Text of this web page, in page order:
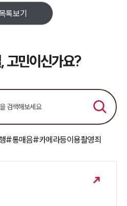
소개
의 강점
시는 길
트너 로펌
의 소리
대륜
업무사례
록보기
고민이신가요?
#통매음#카메라등이용촬영죄